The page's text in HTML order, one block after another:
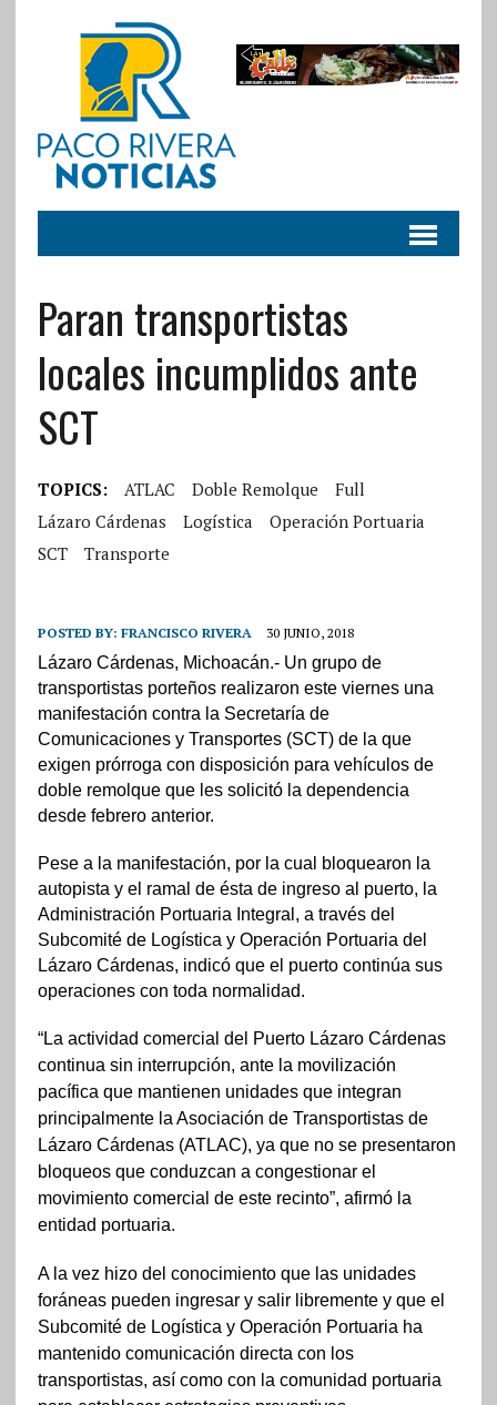
Paran transportistas
locales incumplidos ante
SCT
TOPICS: ATLAC Doble Remolque
Full
Lázaro Cárdenas
Logística
Operación Portuaria
SCT
Transporte
POSTED BY: FRANCISCO RIVERA 30 JUNIO, 2018
Lázaro Cárdenas, Michoacán.- Un grupo de
transportistas porteños realizaron este viernes una
manifestación contra la Secretaría de
Comunicaciones y Transportes (SCT) de la que
exigen prórroga con disposición para vehículos de
doble remolque que les solicitó la dependencia
desde febrero anterior.
Pese a la manifestación, por la cual bloquearon la
autopista y el ramal de ésta de ingreso al puerto, la
Administración Portuaria Integral, a través del
Subcomité de Logística y Operación Portuaria del
Lázaro Cárdenas, indicó que el puerto continúa sus
operaciones con toda normalidad.
“La actividad comercial del Puerto Lázaro Cárdenas
continua sin interrupción, ante la movilización
pacífica que mantienen unidades que integran
principalmente la Asociación de Transportistas de
Lázaro Cárdenas (ATLAC), ya que no se presentaron
bloqueos que conduzcan a congestionar el
movimiento comercial de este recinto”, afirmó la
entidad portuaria.
A la vez hizo del conocimiento que las unidades
foráneas pueden ingresar y salir libremente y que el
Subcomité de Logística y Operación Portuaria ha
mantenido comunicación directa con los
transportistas, así como con la comunidad portuaria